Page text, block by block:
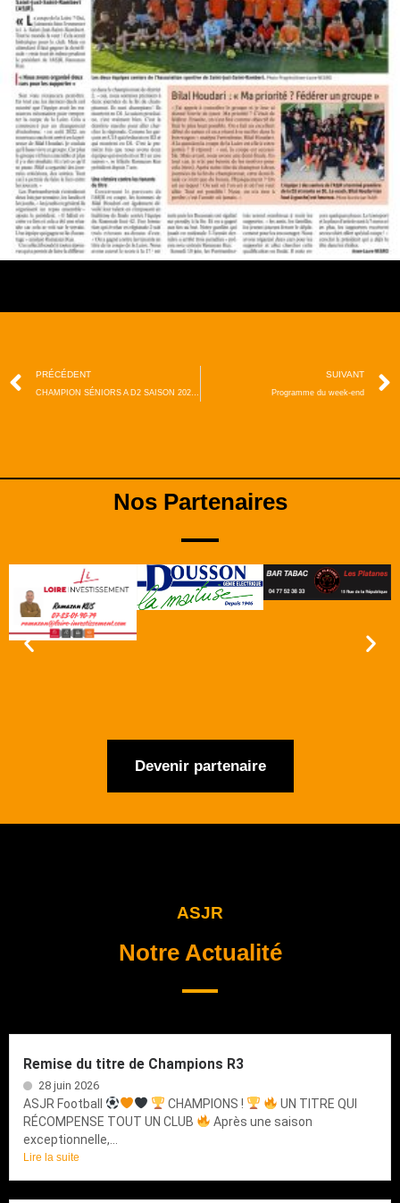
PRÉCÉDENT SUIVANT
Programme du week-end
Nos Partenaires
Devenir partenaire
ASJR
Notre Actualité
Remise du titre de Champions R3
28 juin 2026
ASJR Football CHAMPIONS !
UN TITRE QUI
RÉCOMPENSE TOUT UN CLUB
Après une saison
exceptionnelle,...
Lire la suite